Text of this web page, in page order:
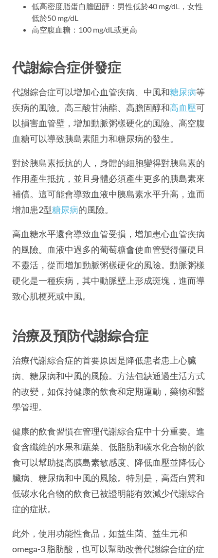
低高密度脂蛋白膽固醇：男性低於40 mg/dL，女性
低於50 mg/dL
高空腹血糖：100 mg/dL或更高
代謝綜合症併發症
代謝綜合症可以增加心血管疾病、中風和糖尿病等
疾病的風險。高三酸甘油酯、高膽固醇和高血壓可
以損害血管壁，增加動脈粥樣硬化的風險。高空腹
血糖可以導致胰島素阻力和糖尿病的發生。
對於胰島素抵抗的人，身體的細胞變得對胰島素的
作用產生抵抗，並且身體必須產生更多的胰島素來
補償。這可能會導致血液中胰島素水平升高，進而
增加患2型糖尿病的風險。
高血糖水平還會導致血管受損，增加患心血管疾病
的風險。血液中過多的葡萄糖會使血管變得僵硬且
不靈活，從而增加動脈粥樣硬化的風險。動脈粥樣
硬化是一種疾病，其中動脈壁上形成斑塊，進而導
致心肌梗死或中風。
治療及預防代謝綜合症
治療代謝綜合症的首要原因是降低患者患上心臟
病、糖尿病和中風的風險。方法包缺通過生活方式
的改變，如保持健康的飲食和定期運動，藥物和醫
學管理。
健康的飲食習慣在管理代謝綜合症中十分重要。進
食含纖維的水果和蔬菜、低脂肪和碳水化合物的飲
食可以幫助提高胰島素敏感度、降低血壓並降低心
臟病、糖尿病和中風的風險。特別是，高蛋白質和
低碳水化合物的飲食已被證明能有效減少代謝綜合
症的症狀。
此外，使用功能性食品，如益生菌、益生元和
omega-3 脂肪酸，也可以幫助改善代謝綜合症的症